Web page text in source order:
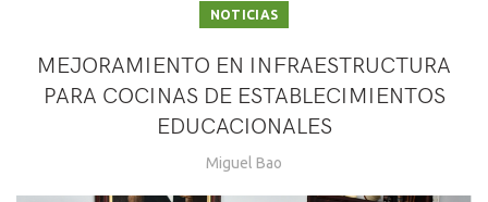
NOTICIAS
MEJORAMIENTO EN INFRAESTRUCTURA
PARA COCINAS DE ESTABLECIMIENTOS
EDUCACIONALES
Miguel Bao